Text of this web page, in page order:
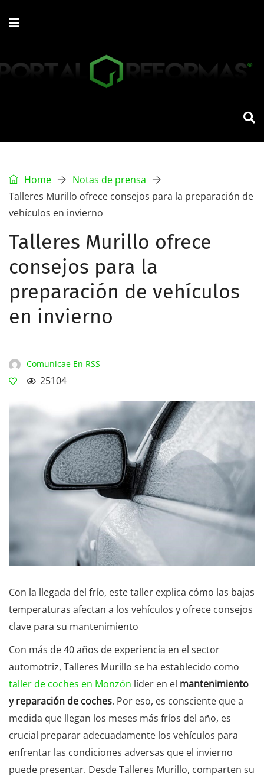
Home
Notas de prensa
Talleres Murillo ofrece consejos para la preparación de
vehículos en invierno
Talleres Murillo ofrece
consejos para la
preparación de vehículos
en invierno
Comunicae En RSS
25104
Con la llegada del frío, este taller explica cómo las bajas
temperaturas afectan a los vehículos y ofrece consejos
clave para su mantenimiento
Con más de 40 años de experiencia en el sector
automotriz, Talleres Murillo se ha establecido como
taller de coches en Monzón líder en el mantenimiento
y reparación de coches. Por eso, es consciente que a
medida que llegan los meses más fríos del año, es
crucial preparar adecuadamente los vehículos para
enfrentar las condiciones adversas que el invierno
puede presentar. Desde Talleres Murillo, comparten su